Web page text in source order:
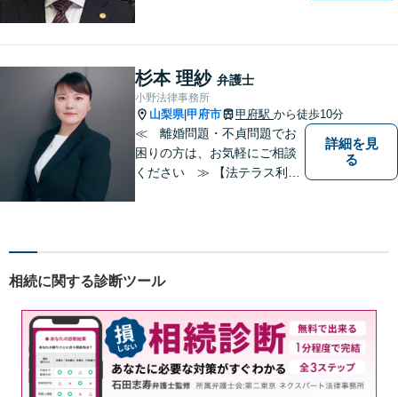
ちしています【相続】遺言書
の作成や相続人の紛争解決ま
で幅広く対応できます【初回
面談無料】
杉本 理紗 弁護士
小野法律事務所
山梨県|甲府市 甲府駅 から徒歩10分
≪ 離婚問題・不貞問題でお
困りの方は、お気軽にご相談
ください ≫ 【法テラス利用
護士には、守秘義務がありま
いただければと思います。
詳細を見
る
相続に関する診断ツール